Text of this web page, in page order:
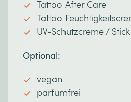
Tattoo After Care
Tattoo
UV-Schutzcreme / Stick
Optional:
vegan
parfümfrei